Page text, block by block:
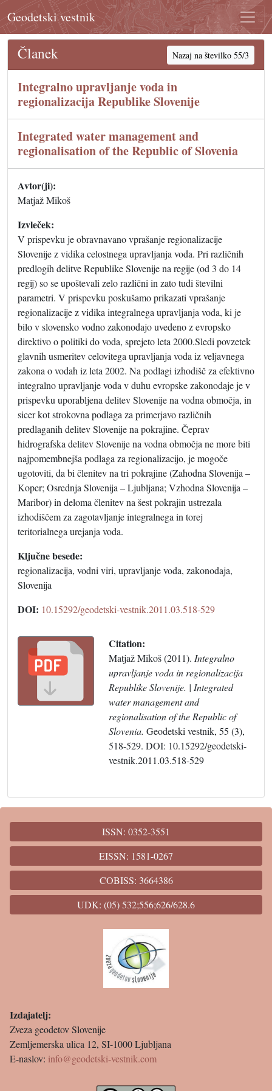
Geodetski vestnik
Članek Nazaj na številko 55/3
Integralno upravljanje voda in
regionalizacija Republike Slovenije
Integrated water management and
regionalisation of the Republic of Slovenia
Avtor(ji):
Matjaž Mikoš
Izvleček:
V prispevku je obravnavano vprašanje regionalizacije
Slovenije z vidika celostnega upravljanja voda. Pri različnih
predlogih delitve Republike Slovenije na regije (od 3 do 14
regij) so se upoštevali zelo različni in zato tudi številni
parametri. V prispevku poskušamo prikazati vprašanje
regionalizacije z vidika integralnega upravljanja voda, ki je
bilo v slovensko vodno zakonodajo uvedeno z evropsko
direktivo o politiki do voda, sprejeto leta 2000.Sledi povzetek
glavnih usmeritev celovitega upravljanja voda iz veljavnega
zakona o vodah iz leta 2002. Na podlagi izhodišč za efektivno
integralno upravljanje voda v duhu evropske zakonodaje je v
prispevku uporabljena delitev Slovenije na vodna območja, in
sicer kot strokovna podlaga za primerjavo različnih
predlaganih delitev Slovenije na pokrajine. Čeprav
hidrografska delitev Slovenije na vodna območja ne more biti
najpomembnejša podlaga za regionalizacijo, je mogoče
ugotoviti, da bi členitev na tri pokrajine (Zahodna Slovenija –
Koper; Osrednja Slovenija – Ljubljana; Vzhodna Slovenija –
Maribor) in deloma členitev na šest pokrajin ustrezala
izhodiščem za zagotavljanje integralnega in torej
teritorialnega urejanja voda.
Ključne besede:
regionalizacija, vodni viri, upravljanje voda, zakonodaja,
Slovenija
DOI: 10.15292/geodetski-vestnik.2011.03.518-529
Citation:
Matjaž Mikoš (2011). Integralno
upravljanje voda in regionalizacija
Republike Slovenije. | Integrated
water management and
regionalisation of the Republic of
Slovenia. Geodetski vestnik, 55 (3),
518-529. DOI: 10.15292/geodetski-
vestnik.2011.03.518-529
ISSN: 0352-3551
EISSN: 1581-0267
COBISS: 3664386
UDK: (05) 532;556;626/628.6
Izdajatelj:
Zveza geodetov Slovenije
Zemljemerska ulica 12, SI-1000 Ljubljana
E-naslov: info@geodetski-vestnik.com